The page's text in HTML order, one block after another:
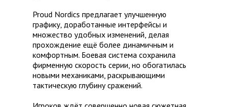
Proud Nordics предлагает улучшенную
графику, доработанные интерфейсы и
множество удобных изменений, делая
прохождение ещё более динамичным и
комфортным. Боевая система сохранила
фирменную скорость серии, но обогатилась
новыми механиками, раскрывающими
тактическую глубину сражений.